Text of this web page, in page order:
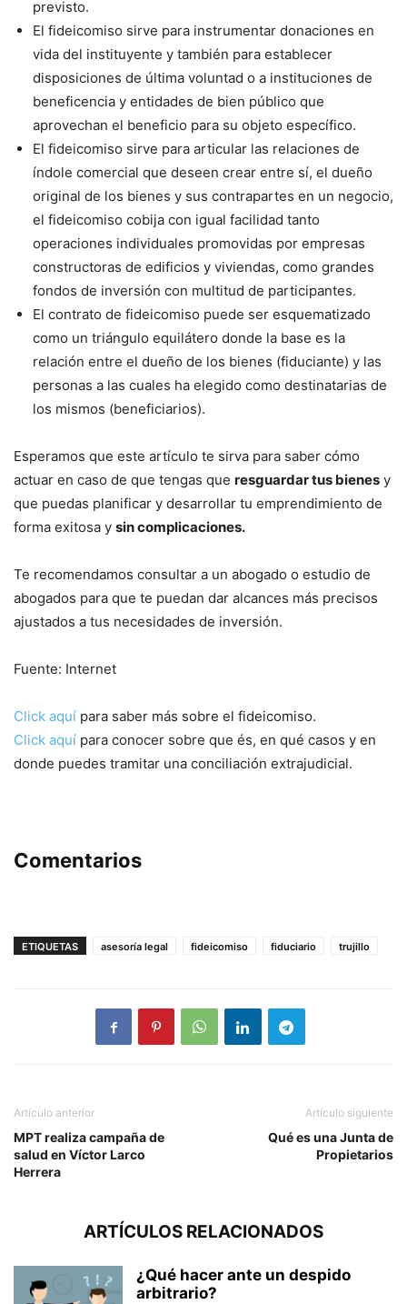
previsto.
El fideicomiso sirve para instrumentar donaciones en
vida del instituyente y también para establecer
disposiciones de última voluntad o a instituciones de
beneficencia y entidades de bien público que
aprovechan el beneficio para su objeto específico.
El fideicomiso sirve para articular las relaciones de
índole comercial que deseen crear entre sí, el dueño
original de los bienes y sus contrapartes en un negocio,
el fideicomiso cobija con igual facilidad tanto
operaciones individuales promovidas por empresas
constructoras de edificios y viviendas, como grandes
fondos de inversión con multitud de participantes.
El contrato de fideicomiso puede ser esquematizado
como un triángulo equilátero donde la base es la
relación entre el dueño de los bienes (fiduciante) y las
personas a las cuales ha elegido como destinatarias de
los mismos (beneficiarios).
Esperamos que este artículo te sirva para saber cómo
actuar en caso de que tengas que resguardar tus bienes y
que puedas planificar y desarrollar tu emprendimiento de
forma exitosa y sin complicaciones.
Te recomendamos consultar a un abogado o estudio de
abogados para que te puedan dar alcances más precisos
ajustados a tus necesidades de inversión.
Fuente: Internet
Click aquí para saber más sobre el fideicomiso.
Click aquí para conocer sobre que és, en qué casos y en
donde puedes tramitar una conciliación extrajudicial.
Comentarios
ETIQUETAS asesoría legal fideicomiso fiduciario trujillo
Artículo anterior
MPT realiza campaña de
salud en Víctor Larco
Herrera
Artículo siguiente
Qué es una Junta de
Propietarios
ARTÍCULOS RELACIONADOS
¿Qué hacer ante un despido
arbitrario?